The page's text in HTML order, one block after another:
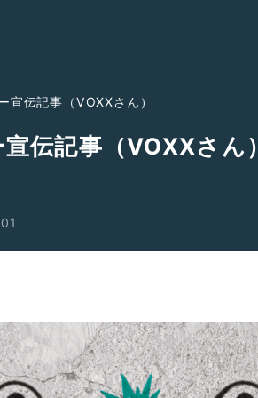
宣伝記事（VOXXさん）
伝記事（VOXXさん）